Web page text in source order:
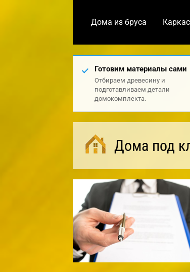
Дома из бруса
Готовим материалы сами
Отбираем древесину и
подготавливаем детали
домокомплекта.
Дома под